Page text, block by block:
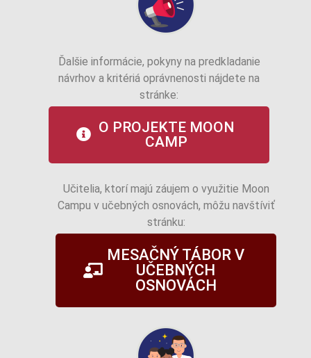
Ďalšie informácie, pokyny na predkladanie
návrhov a kritériá oprávnenosti nájdete na
stránke:
O PROJEKTE MOON
CAMP
Učitelia, ktorí majú záujem o využitie Moon
Campu v učebných osnovách, môžu navštíviť
stránku:
MESAČNÝ TÁBOR V
UČEBNÝCH
OSNOVÁCH